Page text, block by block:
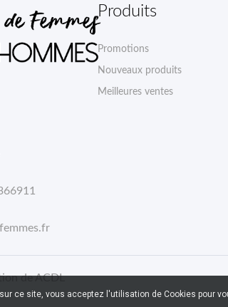
Produits
Promotions
Nouveaux produits
Meilleures ventes
de ACDL
ce site, vous acceptez l'utilisation de Cookies